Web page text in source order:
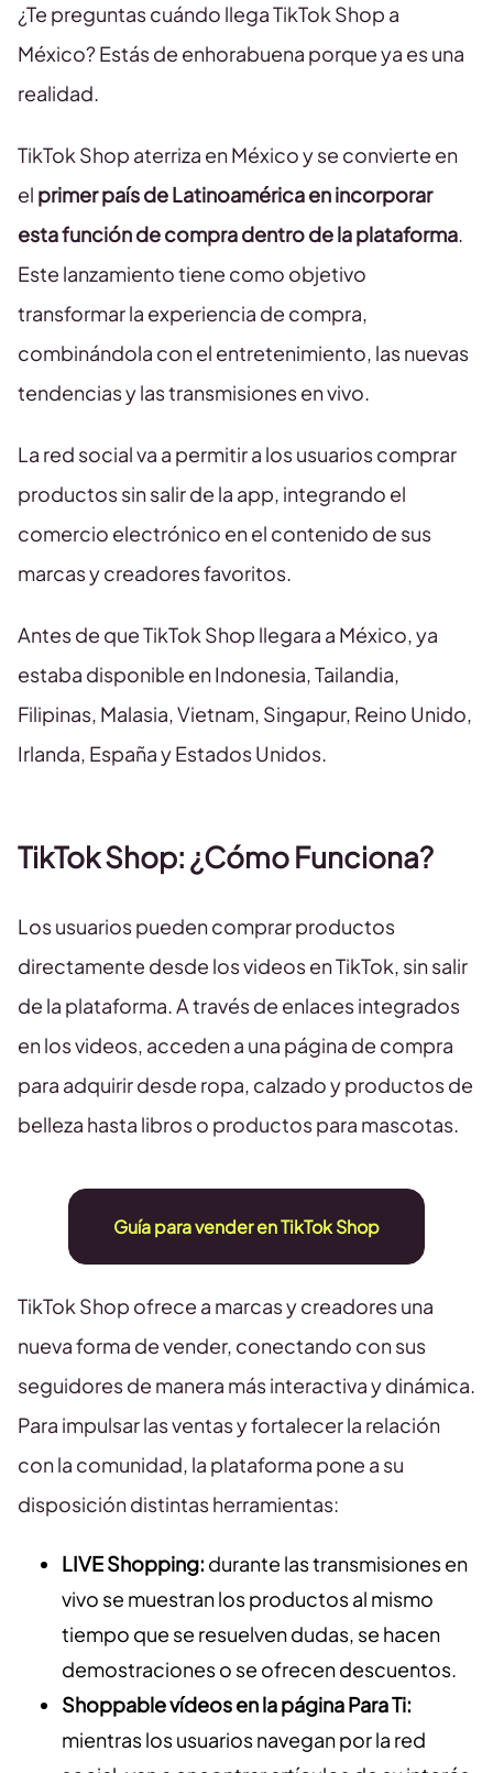
¿Te preguntas cuándo llega TikTok Shop a
México? Estás de enhorabuena porque ya es una
realidad.
TikTok Shop aterriza en México y se convierte en
el primer país de Latinoamérica en incorporar
esta función de compra dentro de la plataforma.
Este lanzamiento tiene como objetivo
transformar la experiencia de compra,
combinándola con el entretenimiento, las nuevas
tendencias y las transmisiones en vivo.
La red social va a permitir a los usuarios comprar
productos sin salir de la app, integrando el
comercio electrónico en el contenido de sus
marcas y creadores favoritos.
Antes de que TikTok Shop llegara a México, ya
estaba disponible en Indonesia, Tailandia,
Filipinas, Malasia, Vietnam, Singapur, Reino Unido,
Irlanda, España y Estados Unidos.
TikTok Shop: ¿Cómo Funciona?
Los usuarios pueden comprar productos
directamente desde los videos en TikTok, sin salir
de la plataforma. A través de enlaces integrados
en los videos, acceden a una página de compra
para adquirir desde ropa, calzado y productos de
belleza hasta libros o productos para mascotas.
Guía para vender en TikTok Shop
TikTok Shop ofrece a marcas y creadores una
nueva forma de vender, conectando con sus
seguidores de manera más interactiva y dinámica.
Para impulsar las ventas y fortalecer la relación
con la comunidad, la plataforma pone a su
disposición distintas herramientas:
LIVE Shopping: durante las transmisiones en
vivo se muestran los productos al mismo
tiempo que se resuelven dudas, se hacen
demostraciones o se ofrecen descuentos.
Shoppable vídeos en la página Para Ti:
mientras los usuarios navegan por la red